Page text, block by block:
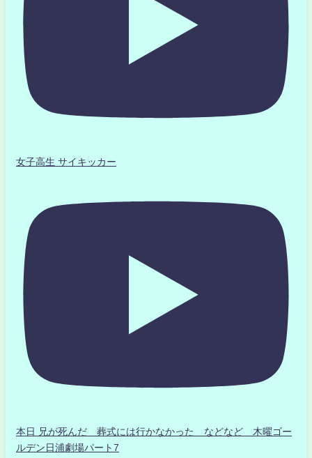
女子高生 サイキッカー
本日 兄が死んだ 葬式には行かなかった などなど 木曜ゴー
ルデン日浦劇場パート7